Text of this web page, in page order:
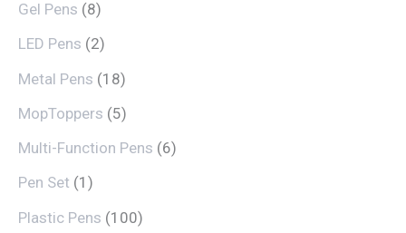
Gel Pens 8
LED Pens 2
Metal Pens 18
MopToppers 5
Multi-Function Pens 6
Pen Set 1
Plastic Pens 100